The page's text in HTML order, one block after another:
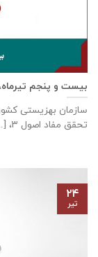
بیست و پنجم
تحقق مفاد اصول ۳، [...]
۲۴
تیر